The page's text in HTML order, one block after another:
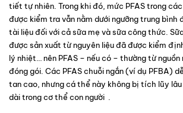
tiết tự nhiên. Trong khi đó, mức PFAS trong
được kiểm tra vẫn nằm dưới ngưỡng trung bình
tài liệu đối với cả sữa mẹ và sữa công thức.
được sản xuất từ nguyên liệu đã được kiểm
lý nhiệt… nên PFAS – nếu có – thường từ
đóng gói. Các PFAS chuỗi ngắn (ví dụ PFBA)
tan cao, nhưng cá thể này không bị tích lũy lâu
dài trong cơ thể con người  .